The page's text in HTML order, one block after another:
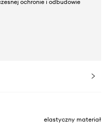
ochronie i odbudowie
elastyczny materiał